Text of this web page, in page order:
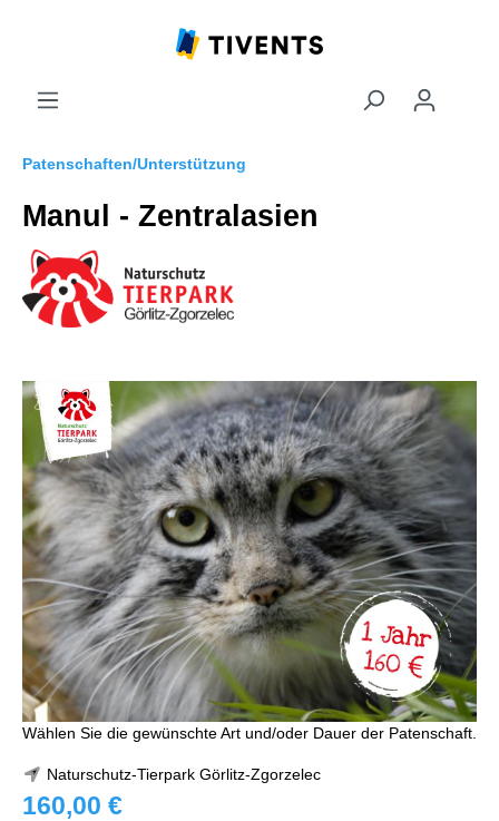
Patenschaften/Unterstützung
Manul - Zentralasien
Wählen Sie die gewünschte Art und/oder Dauer der Patenschaft.
Naturschutz-Tierpark Görlitz-Zgorzelec
160,00 €